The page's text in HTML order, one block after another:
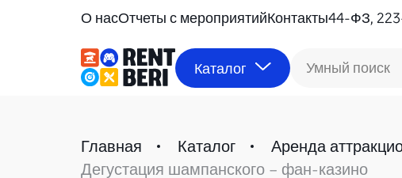
О насОтчеты с мероприятийКонтакты44-ФЗ,
Каталог Умный поиск
Главная Каталог Аренда
Дегустация шампанского – фан-казино